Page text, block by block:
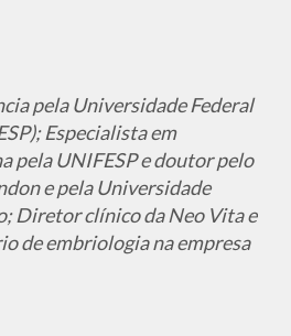
pela Universidade Federal
Especialista em
pela UNIFESP e doutor pelo
e pela Universidade
Diretor clínico da Neo Vita e
de embriologia na empresa